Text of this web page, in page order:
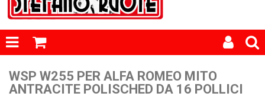
WSP W255 PER ALFA ROMEO MITO
ANTRACITE POLISCHED DA 16 POLLICI